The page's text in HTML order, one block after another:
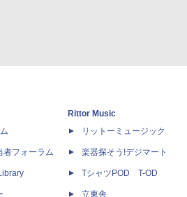
者フォーラム
Rittor Music
リットーミュージック
楽器探そう!デジマート
TシャツPOD T-OD
立東舎